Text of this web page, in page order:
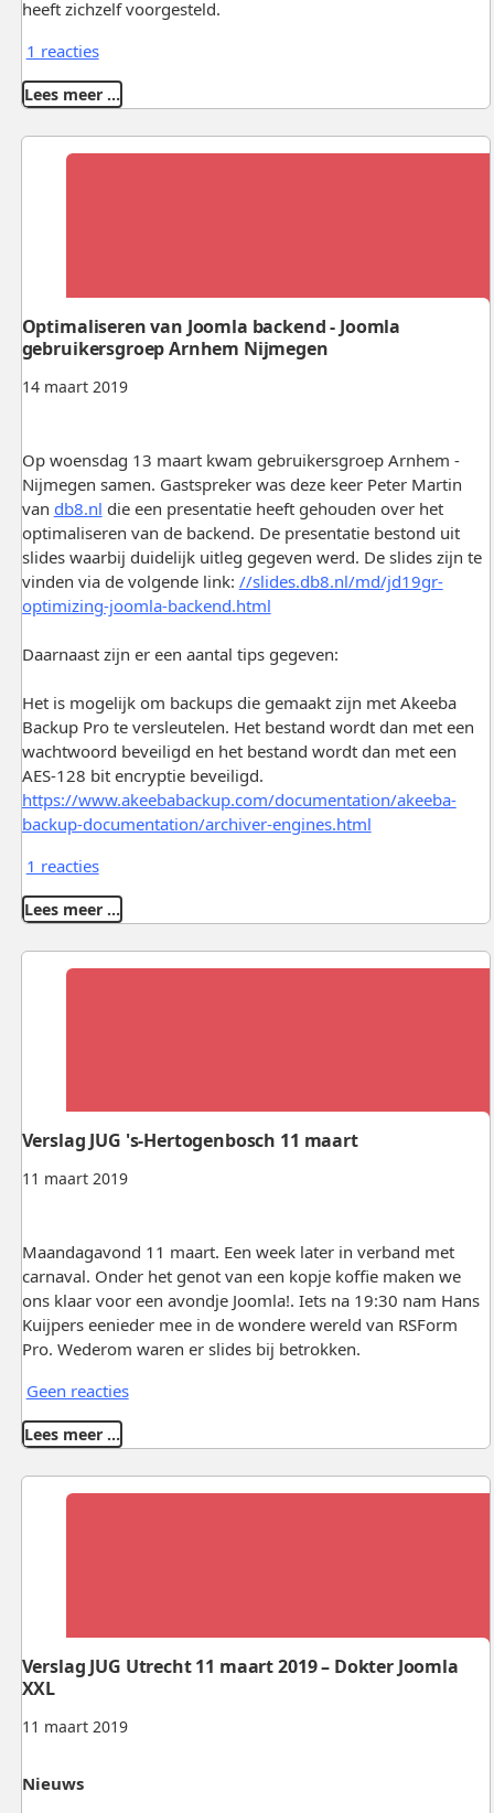
heeft zichzelf voorgesteld.
1 reacties
Lees meer …
14 maart 2019
Optimaliseren van Joomla backend - Joomla
gebruikersgroep Arnhem Nijmegen
Op woensdag 13 maart kwam gebruikersgroep Arnhem -
Nijmegen samen. Gastspreker was deze keer Peter Martin
van db8.nl die een presentatie heeft gehouden over het
optimaliseren van de backend. De presentatie bestond uit
slides waarbij duidelijk uitleg gegeven werd. De slides zijn te
vinden via de volgende link: //slides.db8.nl/md/jd19gr-
optimizing-joomla-backend.html
Daarnaast zijn er een aantal tips gegeven:
Het is mogelijk om backups die gemaakt zijn met Akeeba
Backup Pro te versleutelen. Het bestand wordt dan met een
wachtwoord beveiligd en het bestand wordt dan met een
AES-128 bit encryptie beveiligd.
https://www.akeebabackup.com/documentation/akeeba-
backup-documentation/archiver-engines.html
1 reacties
Lees meer …
11 maart 2019
Verslag JUG 's-Hertogenbosch 11 maart
Maandagavond 11 maart. Een week later in verband met
carnaval. Onder het genot van een kopje koffie maken we
ons klaar voor een avondje Joomla!. Iets na 19:30 nam Hans
Kuijpers eenieder mee in de wondere wereld van RSForm
Pro. Wederom waren er slides bij betrokken.
Geen reacties
Lees meer …
11 maart 2019
Verslag JUG Utrecht 11 maart 2019 – Dokter Joomla
XXL
Nieuws